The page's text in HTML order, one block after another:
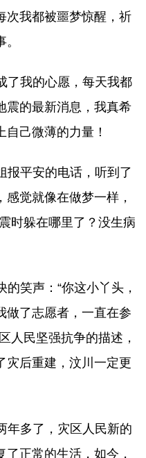
我都被噩梦惊醒，祈
了我的心愿，每天我都
震的最新消息，我真希
己微薄的力量！
报平安的电话，听到了
觉就像在做梦一样，
时躲在哪里了？没生病
笑声：“你这小丫头，
做了志愿者，一直在参
民坚强抗争的描述，
灾后重建，汶川一定更
年多了，灾区人民新的
正常的生活，如今，